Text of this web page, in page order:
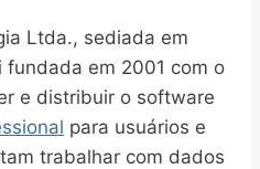
Ltda., sediada em
fundada em 2001 com o
e distribuir o software
para usuários e
trabalhar com dados